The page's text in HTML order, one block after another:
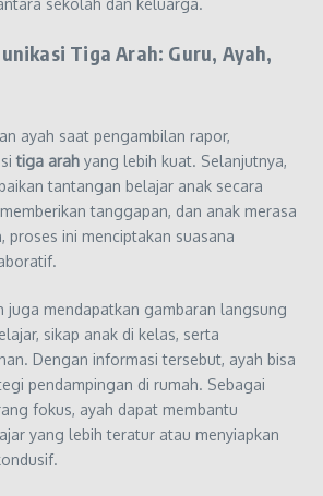
Tiga Arah: Guru, Ayah,
ayah saat pengambilan rapor,
tiga arah yang lebih kuat. Selanjutnya,
tantangan belajar anak secara
tanggapan, dan anak merasa
proses ini menciptakan suasana
juga mendapatkan gambaran langsung
sikap anak di kelas, serta
Dengan informasi tersebut, ayah bisa
pendampingan di rumah. Sebagai
fokus, ayah dapat membantu
yang lebih teratur atau menyiapkan